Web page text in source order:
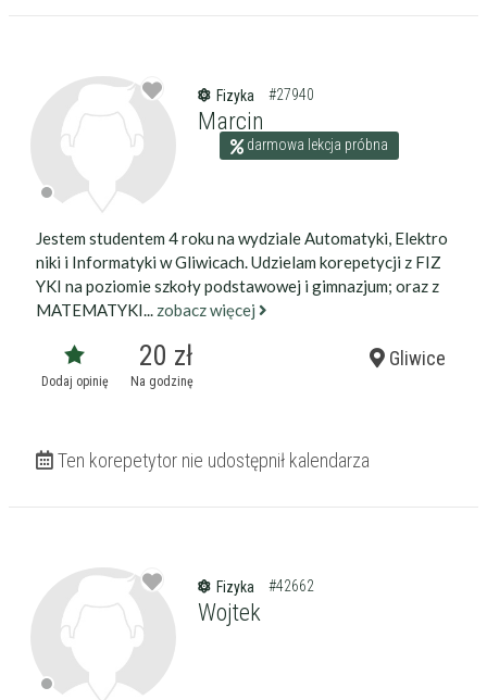
Fizyka #27940
Marcin
darmowa lekcja próbna
Jestem studentem 4 roku na wydziale Automatyki, Elektro
niki i Informatyki w Gliwicach. Udzielam korepetycji z FIZ
YKI na poziomie szkoły podstawowej i gimnazjum; oraz z
MATEMATYKI... zobacz więcej
Dodaj opinię
20 zł
Na godzinę
Gliwice
Ten korepetytor nie udostępnił kalendarza
Fizyka #42662
Wojtek